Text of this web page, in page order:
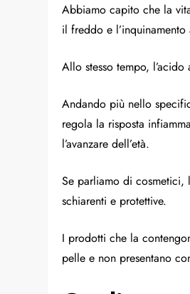
Abbiamo capito che la
il freddo e
Allo stesso tempo,
Andando più nello
regola la risposta
l’avanzare dell’età.
Se parliamo di cosmetici,
schiarenti e protettive.
I prodotti che la
pelle e non presentano